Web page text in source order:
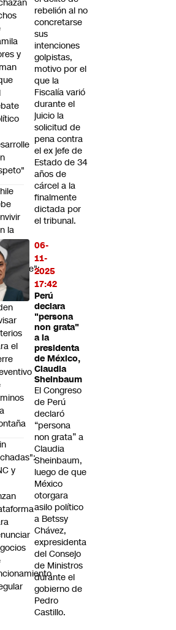
rebelión al no
concretarse
sus
intenciones
golpistas,
motivo por el
que la
Fiscalía varió
durante el
juicio la
solicitud de
pena contra
el ex jefe de
Estado de 34
años de
cárcel a la
finalmente
dictada por
el tribunal.
06-
11-
2025
17:42
Perú
declara
"persona
non grata"
a la
presidenta
de México,
Claudia
Sheinbaum
El Congreso
de Perú
declaró
“persona
non grata” a
Claudia
Sheinbaum,
luego de que
México
otorgara
asilo político
a Betssy
Chávez,
expresidenta
del Consejo
de Ministros
durante el
gobierno de
Pedro
Castillo.
y
la
y
el
y